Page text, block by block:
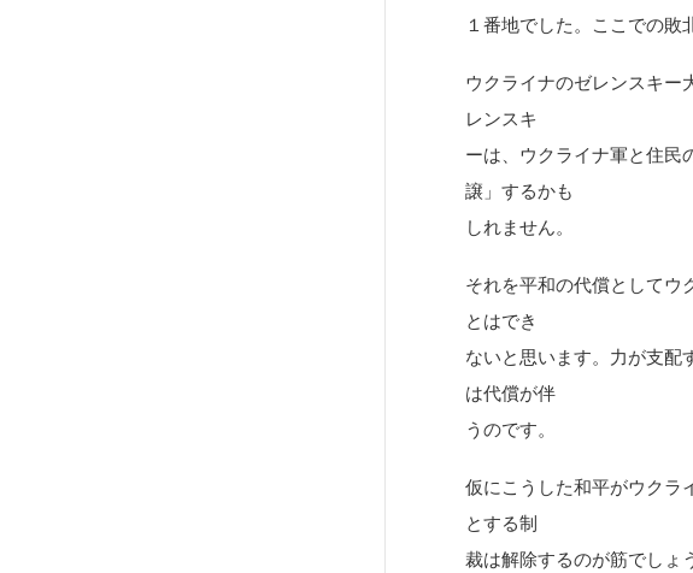
１番地でした。ここでの敗
ウクライナのゼレンスキー
レンスキ
ーは、ウクライナ軍と住民
譲」するかも
しれません。
それを平和の代償としてウ
とはでき
ないと思います。力が支配
は代償が伴
うのです。
仮にこうした和平がウクラ
とする制
裁は解除するのが筋でしょ